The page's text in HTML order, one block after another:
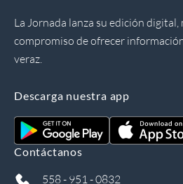
La Jornada lanza su edición
compromiso de ofrecer
veraz.
Descarga nuestra app
Contáctanos
558 - 951 - 0832